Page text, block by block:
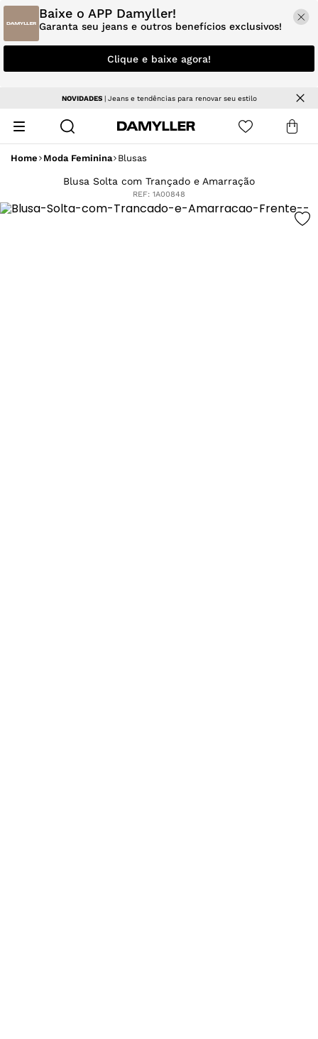
Baixe o APP Damyller!
Garanta seu jeans e outros benefícios exclusivos!
Clique e baixe agora!
NOVIDADES| Jeans e tendências para renovar seu estilo
Home Moda Feminina Blusas
Blusa Solta com Trançado e Amarração
REF: 1A00848